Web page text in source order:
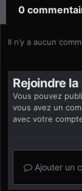
0
Il n’y a aucun
Rejoindre
Vous pouvez
vous avez un
avec votre
Ajouter un